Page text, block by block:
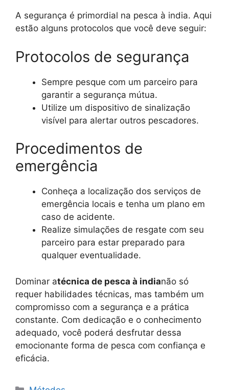
A segurança é primordial na pesca à india. Aqui
estão alguns protocolos que você deve seguir:
Protocolos de segurança
Sempre pesque com um parceiro para
garantir a segurança mútua.
Utilize um dispositivo de sinalização
visível para alertar outros pescadores.
Procedimentos de
emergência
Conheça a localização dos serviços de
emergência locais e tenha um plano em
caso de acidente.
Realize simulações de resgate com seu
parceiro para estar preparado para
qualquer eventualidade.
Dominar atécnica de pesca à indianão só
requer habilidades técnicas, mas também um
compromisso com a segurança e a prática
constante. Com dedicação e o conhecimento
adequado, você poderá desfrutar dessa
emocionante forma de pesca com confiança e
eficácia.
Categorias